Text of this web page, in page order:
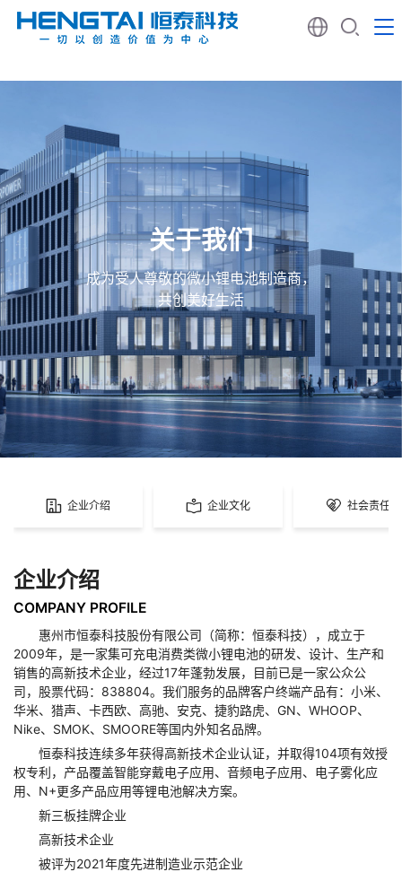
关于我们
成为受人尊敬的微小锂电池制造商，
共创美好生活
企业介绍 企业文化 社会责任
企业介绍
COMPANY PROFILE
惠州市恒泰科技股份有限公司（简称：恒泰科技），成立于
2009年，是一家集可充电消费类微小锂电池的研发、设计、生产和
销售的高新技术企业，经过17年蓬勃发展，目前已是一家公众公
司，股票代码：838804。我们服务的品牌客户终端产品有：小米、
华米、猎声、卡西欧、高驰、安克、捷豹路虎、GN、WHOOP、
Nike、SMOK、SMOORE等国内外知名品牌。
恒泰科技连续多年获得高新技术企业认证，并取得104项有效授
权专利，产品覆盖智能穿戴电子应用、音频电子应用、电子雾化应
用、N+更多产品应用等锂电池解决方案。
新三板挂牌企业
高新技术企业
被评为2021年度先进制造业示范企业